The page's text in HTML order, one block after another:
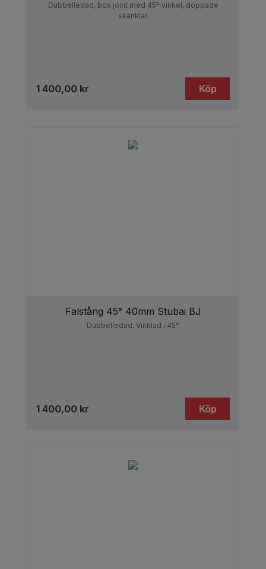
Dubbelledad, box joint med 45° vinkel, doppade
skänklar.
1 400,00 kr Köp
Falstång 45° 40mm Stubai BJ
Dubbelledad. Vinklad i 45°.
1 400,00 kr Köp